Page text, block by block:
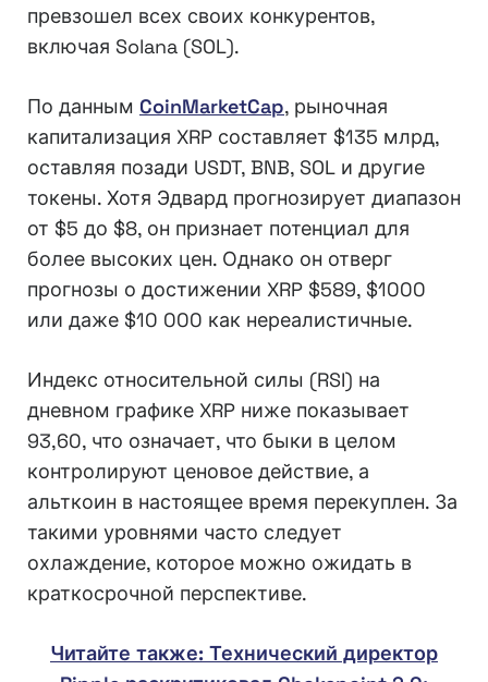
превзошел всех своих конкурентов,
включая Solana (SOL).
По данным CoinMarketCap, рыночная
капитализация XRP составляет $135 млрд,
оставляя позади USDT, BNB, SOL и другие
токены. Хотя Эдвард прогнозирует диапазон
от $5 до $8, он признает потенциал для
более высоких цен. Однако он отверг
прогнозы о достижении XRP $589, $1000
или даже $10 000 как нереалистичные.
Индекс относительной силы (RSI) на
дневном графике XRP ниже показывает
93,60, что означает, что быки в целом
контролируют ценовое действие, а
альткоин в настоящее время перекуплен. За
такими уровнями часто следует
охлаждение, которое можно ожидать в
краткосрочной перспективе.
Читайте также: Технический директор